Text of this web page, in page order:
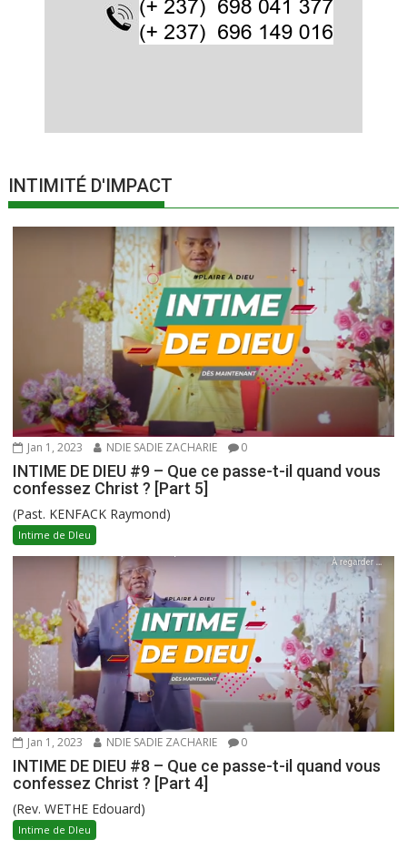
INTIMITÉ D'IMPACT
Jan 1, 2023 NDIE SADIE ZACHARIE 0
INTIME DE DIEU #9 – Que ce passe-t-il quand vous
confessez Christ ? [Part 5]
(Past. KENFACK Raymond)
Intime de DIeu
Jan 1, 2023 NDIE SADIE ZACHARIE 0
INTIME DE DIEU #8 – Que ce passe-t-il quand vous
confessez Christ ? [Part 4]
(Rev. WETHE Edouard)
Intime de DIeu